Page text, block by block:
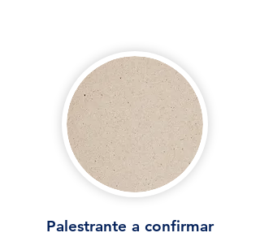
Palestrante a confirmar